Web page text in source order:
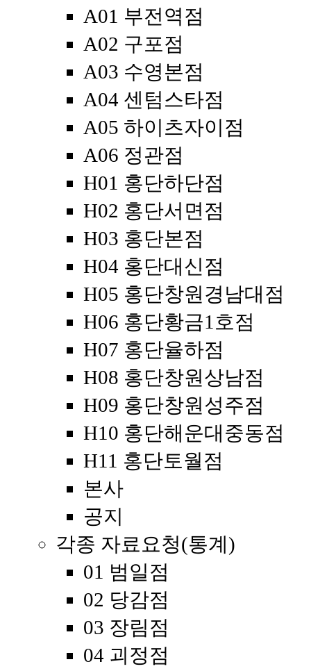
A01 부전역점
A02 구포점
A03 수영본점
A04 센텀스타점
A05 하이츠자이점
A06 정관점
H01 홍단하단점
H02 홍단서면점
H03 홍단본점
H04 홍단대신점
H05 홍단창원경남대점
H06 홍단황금1호점
H07 홍단율하점
H08 홍단창원상남점
H09 홍단창원성주점
H10 홍단해운대중동점
H11 홍단토월점
본사
공지
각종 자료요청(통계)
01 범일점
02 당감점
03 장림점
04 괴정점